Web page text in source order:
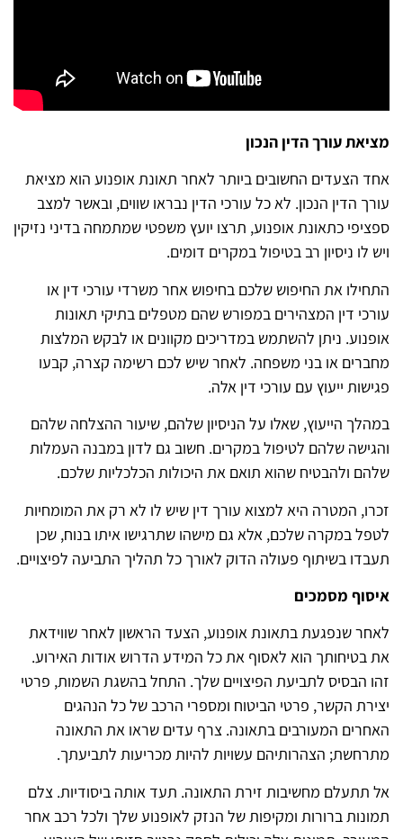
מציאת עורך הדין הנכון
אחד הצעדים החשובים ביותר לאחר תאונת אופנוע הוא מציאת
עורך הדין הנכון. לא כל עורכי הדין נבראו שווים, ובאשר למצב
ספציפי כתאונת אופנוע, תרצו יועץ משפטי שמתמחה בדיני נזיקין
ויש לו ניסיון רב בטיפול במקרים דומים.
התחילו את החיפוש שלכם בחיפוש אחר משרדי עורכי דין או
עורכי דין המצהירים במפורש שהם מטפלים בתיקי תאונות
אופנוע. ניתן להשתמש במדריכים מקוונים או לבקש המלצות
מחברים או בני משפחה. לאחר שיש לכם רשימה קצרה, קבעו
פגישות ייעוץ עם עורכי דין אלה.
במהלך הייעוץ, שאלו על הניסיון שלהם, שיעור ההצלחה שלהם
והגישה שלהם לטיפול במקרים. חשוב גם לדון במבנה העמלות
שלהם ולהבטיח שהוא תואם את היכולות הכלכליות שלכם.
זכרו, המטרה היא למצוא עורך דין שיש לו לא רק את המומחיות
לטפל במקרה שלכם, אלא גם מישהו שתרגישו איתו בנוח, שכן
תעבדו בשיתוף פעולה הדוק לאורך כל תהליך התביעה לפיצויים.
איסוף מסמכים
לאחר שנפגעת בתאונת אופנוע, הצעד הראשון לאחר שווידאת
את בטיחותך הוא לאסוף את כל המידע הדרוש אודות האירוע.
זהו הבסיס לתביעת הפיצויים שלך. התחל בהשגת השמות, פרטי
יצירת הקשר, פרטי הביטוח ומספרי הרכב של כל הנהגים
האחרים המעורבים בתאונה. צרף עדים שראו את התאונה
מתרחשת; הצהרותיהם עשויות להיות מכריעות לתביעתך.
אל תתעלם מחשיבות זירת התאונה. תעד אותה ביסודיות. צלם
תמונות ברורות ומקיפות של הנזק לאופנוע שלך ולכל רכב אחר